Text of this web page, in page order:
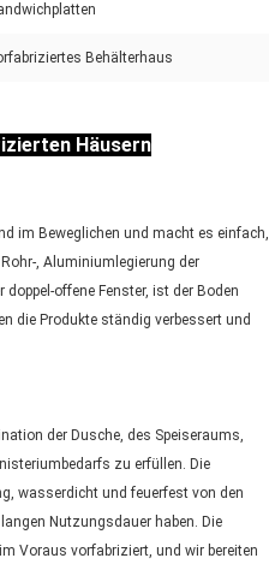
Behälterhaus
Häusern
im Beweglichen und macht es einfach,
, Aluminiumlegierung der
offene Fenster, ist der Boden
die Produkte ständig verbessert und
der Dusche, des Speiseraums,
zu erfüllen. Die
wasserdicht und feuerfest von den
Nutzungsdauer haben. Die
Voraus vorfabriziert, und wir bereiten